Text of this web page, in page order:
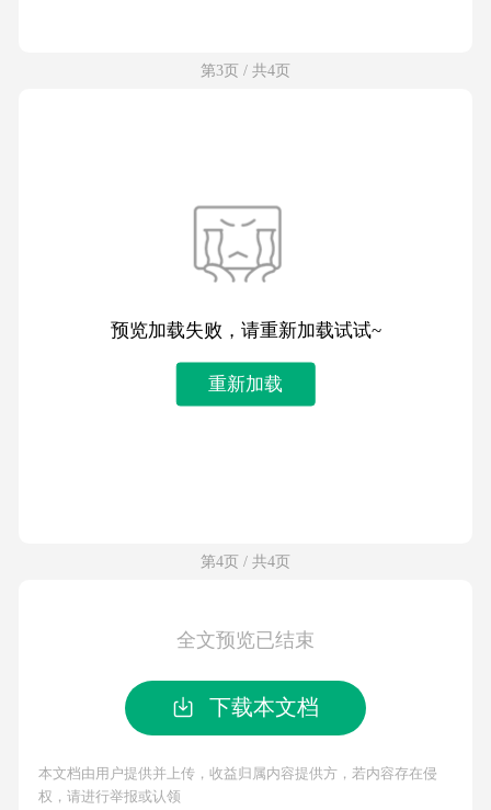
第3页 / 共4页
预览加载失败，请重新加载试试~
重新加载
第4页 / 共4页
全文预览已结束
下载本文档
本文档由用户提供并上传，收益归属内容提供方，若内容存在侵
权，请进行举报或认领